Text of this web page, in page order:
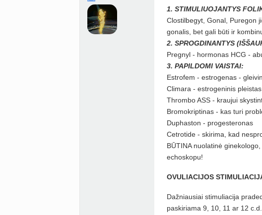
1. STIMULIUOJANTYS
Clostilbegyt, Gonal, Puregon
gonalis, bet gali būti ir
2. SPROGDINANTYS
Pregnyl - hormonas HCG -
3. PAPILDOMI VAISTAI:
Estrofem - estrogenas -
Climara - estrogeninis
Thrombo ASS - kraujui
Bromokriptinas - kas turi
Duphaston - progesteronas
Cetrotide - skirima, kad
BŪTINA nuolatinė
echoskopu!
OVULIACIJOS
Dažniausiai stimuliacija
paskiriama 9, 10, 11 ar 12